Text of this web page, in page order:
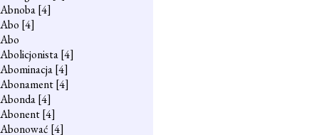
Abnoba[4]
Abo [4]
Abo
Abolicjonista[4]
Abominacja[4]
Abonament[4]
Abonda[4]
Abonent[4]
Abonować [4]